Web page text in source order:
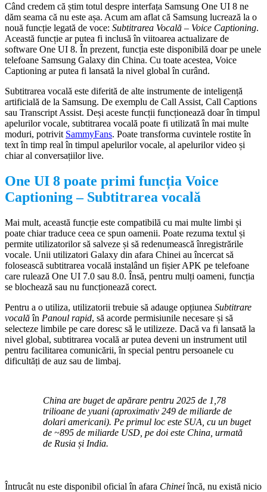
Când credem că știm totul despre interfața Samsung One UI 8 ne
dăm seama că nu este așa. Acum am aflat că Samsung lucrează la o
nouă funcție legată de voce: Subtitrarea Vocală – Voice Captioning.
Această funcție ar putea fi inclusă în viitoarea actualizare de
software One UI 8. În prezent, funcția este disponibilă doar pe unele
telefoane Samsung Galaxy din China. Cu toate acestea, Voice
Captioning ar putea fi lansată la nivel global în curând.
Subtitrarea vocală este diferită de alte instrumente de inteligență
artificială de la Samsung. De exemplu de Call Assist, Call Captions
sau Transcript Assist. Deși aceste funcții funcționează doar în timpul
apelurilor vocale, subtitrarea vocală poate fi utilizată în mai multe
moduri, potrivit SammyFans. Poate transforma cuvintele rostite în
text în timp real în timpul apelurilor vocale, al apelurilor video și
chiar al conversațiilor live.
One UI 8 poate primi funcția Voice
Captioning – Subtitrarea vocală
Mai mult, această funcție este compatibilă cu mai multe limbi și
poate chiar traduce ceea ce spun oamenii. Poate rezuma textul și
permite utilizatorilor să salveze și să redenumească înregistrările
vocale. Unii utilizatori Galaxy din afara Chinei au încercat să
folosească subtitrarea vocală instalând un fișier APK pe telefoane
care rulează One UI 7.0 sau 8.0. Însă, pentru mulți oameni, funcția
se blochează sau nu funcționează corect.
Pentru a o utiliza, utilizatorii trebuie să adauge opțiunea Subtitrare
vocalăîn Panoul rapid, să acorde permisiunile necesare și să
selecteze limbile pe care doresc să le utilizeze. Dacă va fi lansată la
nivel global, subtitrarea vocală ar putea deveni un instrument util
pentru facilitarea comunicării, în special pentru persoanele cu
dificultăți de auz sau de limbaj.
China are buget de apărare pentru 2025 de 1,78
trilioane de yuani (aproximativ 249 de miliarde de
dolari americani). Pe primul loc este SUA, cu un buget
de ~895 de miliarde USD, pe doi este China, urmată
de Rusia și India.
Întrucât nu este disponibil oficial în afara Chineiîncă, nu există nicio